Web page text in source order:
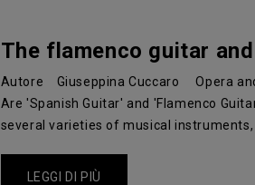
The flamenco guitar
Autore Giuseppina Cuccaro Opera
Are 'Spanish Guitar' and 'Flamenco
several varieties of musical instruments,
LEGGI DI PIÙ